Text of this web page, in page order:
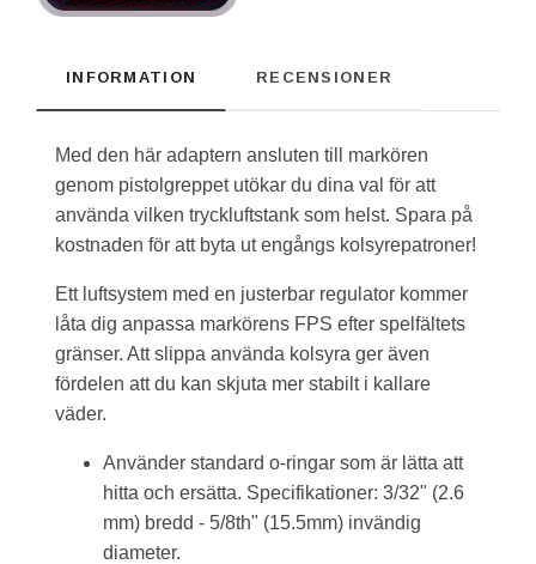
INFORMATION RECENSIONER
Med den här adaptern ansluten till markören
genom pistolgreppet utökar du dina val för att
använda vilken tryckluftstank som helst. Spara på
kostnaden för att byta ut engångs kolsyrepatroner!
Ett luftsystem med en justerbar regulator kommer
låta dig anpassa markörens FPS efter spelfältets
gränser. Att slippa använda kolsyra ger även
fördelen att du kan skjuta mer stabilt i kallare
väder.
Använder standard o-ringar som är lätta att
hitta och ersätta. Specifikationer: 3/32" (2.6
mm) bredd - 5/8th" (15.5mm) invändig
diameter.